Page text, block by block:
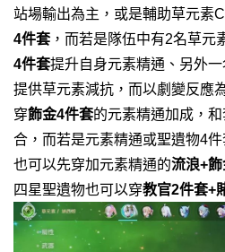
站場輸出為主，或是輔助草元素
4件套，而若是隊伍中有2名草元
4件套提升自身元素精通、另外
提供草元素減抗，而以劇變反應
穿飾金4件套的元素精通加成，
合，而若是元素精通或聖遺物4
也可以先穿加元素精通的流浪+飾
四星聖遺物也可以穿教官2件套+